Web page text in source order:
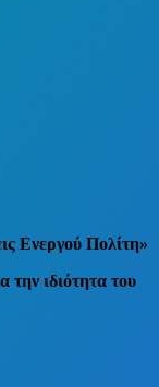
Ενεργού Πολίτη»
την ιδιότητα του